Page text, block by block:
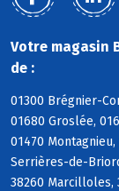
Votre magasin
de :
01300 Brégnier-
01680 Groslée,
01470
Serrières-de-
38260 Marcilloles,